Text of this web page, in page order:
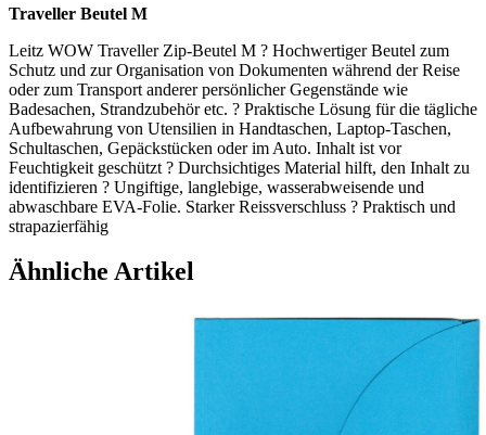
Traveller Beutel M
Leitz WOW Traveller Zip-Beutel M ? Hochwertiger Beutel zum
Schutz und zur Organisation von Dokumenten während der Reise
oder zum Transport anderer persönlicher Gegenstände wie
Badesachen, Strandzubehör etc. ? Praktische Lösung für die tägliche
Aufbewahrung von Utensilien in Handtaschen, Laptop-Taschen,
Schultaschen, Gepäckstücken oder im Auto. Inhalt ist vor
Feuchtigkeit geschützt ? Durchsichtiges Material hilft, den Inhalt zu
identifizieren ? Ungiftige, langlebige, wasserabweisende und
abwaschbare EVA-Folie. Starker Reissverschluss ? Praktisch und
strapazierfähig
Ähnliche Artikel